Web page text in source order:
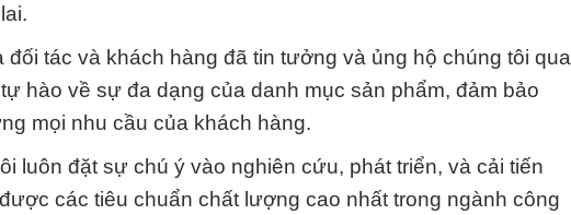
tác và khách hàng đã tin tưởng và ủng hộ chúng tôi qua
hào về sự đa dạng của danh mục sản phẩm, đảm bảo
mọi nhu cầu của khách hàng.
luôn đặt sự chú ý vào nghiên cứu, phát triển, và cải tiến
các tiêu chuẩn chất lượng cao nhất trong ngành công